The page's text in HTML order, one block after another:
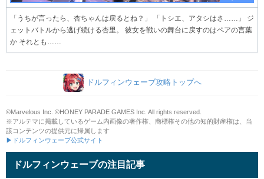
「うちが言ったら、杏ちゃんは戻るとね？」 「トシエ、アタシはさ……」 ジ
ェットバトルから逃げ続ける杏里。 彼女を戦いの舞台に戻すのはペアの言葉
か それとも……
ドルフィンウェーブ攻略トップへ
©Marvelous Inc. ©HONEY PARADE GAMES Inc. All rights reserved.
※アルテマに掲載しているゲーム内画像の著作権、商標権その他の知的財産権は、当
該コンテンツの提供元に帰属します
▶ドルフィンウェーブ公式サイト
ドルフィンウェーブの注目記事